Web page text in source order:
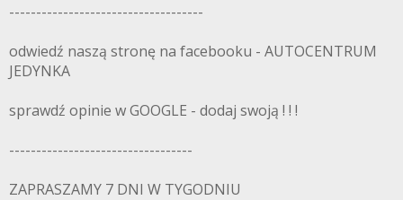
------------------------------------
odwiedź naszą stronę na facebooku - AUTOCENTRUM
JEDYNKA
sprawdź opinie w GOOGLE - dodaj swoją ! ! !
----------------------------------
ZAPRASZAMY 7 DNI W TYGODNIU